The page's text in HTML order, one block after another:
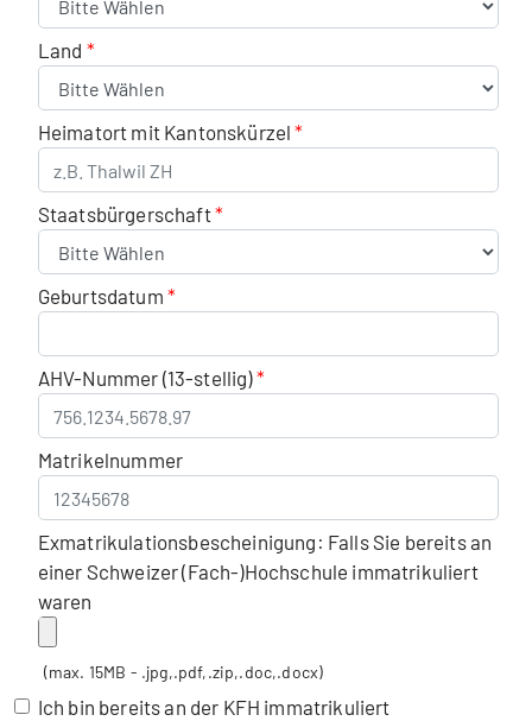
Land
Heimatort mit Kantonskürzel
Staatsbürgerschaft
Geburtsdatum
AHV-Nummer (13-stellig)
Matrikelnummer
Exmatrikulationsbescheinigung: Falls Sie bereits an
einer Schweizer (Fach-)Hochschule immatrikuliert
waren
(max. 15MB - .jpg,.pdf,.zip,.doc,.docx)
Ich bin bereits an der KFH immatrikuliert